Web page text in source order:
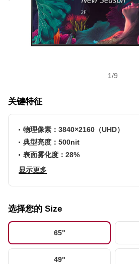
1/9
关键特征
物理像素：3840×2160（UHD）
典型亮度：500nit
表面雾化度：28%
显示更多
选择您的 Size
65"
49"